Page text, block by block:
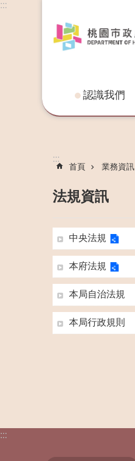
:::
認識我們
:::
首頁 業務資訊
法規資訊
中央法規
本府法規
本局自治法規
本局行政規則
:::